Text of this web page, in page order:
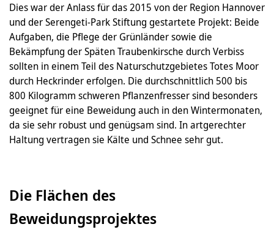
Dies war der Anlass für das 2015 von der Region Hannover
und der Serengeti-Park Stiftung gestartete Projekt: Beide
Aufgaben, die Pflege der Grünländer sowie die
Bekämpfung der Späten Traubenkirsche durch Verbiss
sollten in einem Teil des Naturschutzgebietes Totes Moor
durch Heckrinder erfolgen. Die durchschnittlich 500 bis
800 Kilogramm schweren Pflanzenfresser sind besonders
geeignet für eine Beweidung auch in den Wintermonaten,
da sie sehr robust und genügsam sind. In artgerechter
Haltung vertragen sie Kälte und Schnee sehr gut.
Die Flächen des
Beweidungsprojektes